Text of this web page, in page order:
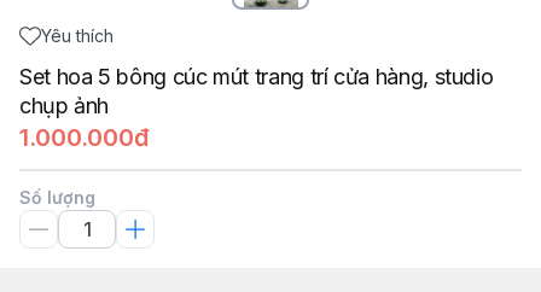
Yêu thích
Set hoa 5 bông cúc mút trang trí cửa hàng, studio
chụp ảnh
1.000.000đ
Số lượng